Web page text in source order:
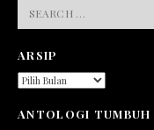
FOR:
ARSIP
ARSIP
ANTOLOGI TUMBUH